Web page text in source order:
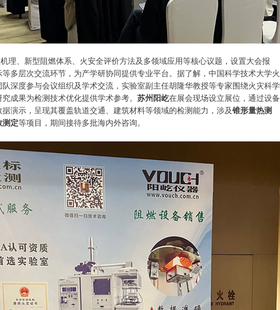
理、新型阻燃体系、火安全评价方法及多领域应用等核心议题，设置大会报
多层次交流环节，为产学研协同提供专业平台。据了解，中国科学技术大学火
深度参与会议组织及学术交流，实验室副主任胡隆华教授等专家围绕火灾科学
成果为检测技术优化提供学术参考。 苏州阳屹在展会现场设立展位，通过设备
演示，呈现其覆盖轨道交通、建筑材料等领域的检测能力，涉及锥形量热测
测定等项目，期间接待多批海内外咨询。